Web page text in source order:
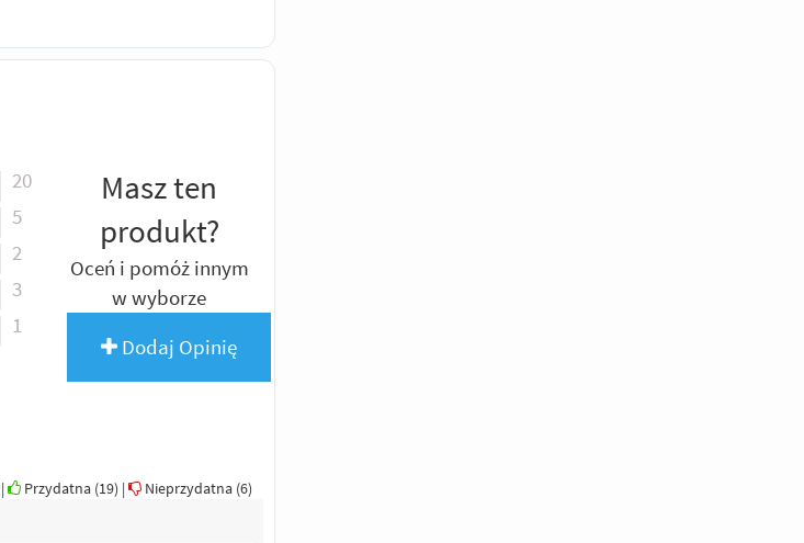
20
5
2
3
1
Masz ten
produkt?
Oceń i pomóż innym
w wyborze
Dodaj Opinię
| Przydatna (19) | Nieprzydatna (6)